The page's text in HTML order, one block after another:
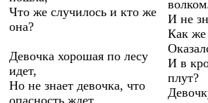
Что же случилось и кто же
она?
Девочка хорошая по лесу
идет,
Но не знает девочка, что
опасность ждет.
И не
Как же
И в
плут?